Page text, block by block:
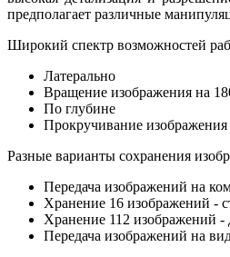
предполагает различные
Широкий спектр возможностей
Латерально
Вращение изображения на
По глубине
Прокручивание изображения
Разные варианты сохранения
Передача изображений на
Хранение 16 изображений -
Хранение 112 изображений -
Передача изображений на